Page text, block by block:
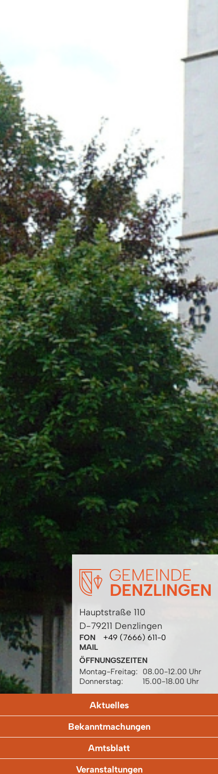
Hauptstraße 110
D-79211 Denzlingen
FON
+49 (7666) 611-0
MAIL
ÖFFNUNGSZEITEN
Montag-Freitag:
08.00-12.00 Uhr
Donnerstag:
15.00-18.00 Uhr
Aktuelles
Bekanntmachungen
Amtsblatt
Veranstaltungen